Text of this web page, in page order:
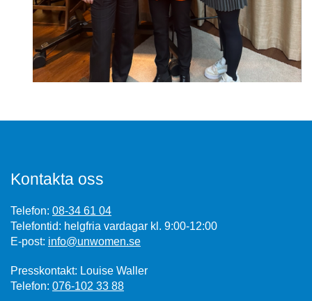
Kontakta oss
Telefon: 08-34 61 04
Telefontid: helgfria vardagar kl. 9:00-12:00
E-post: info@unwomen.se
Presskontakt: Louise Waller
Telefon: 076-102 33 88